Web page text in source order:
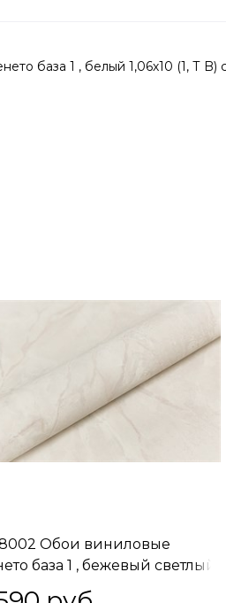
база 1 , белый 1,06х10 (1, Т B)
Обои виниловые
база 1 , бежевый светлый
(1, Т A) смещённая